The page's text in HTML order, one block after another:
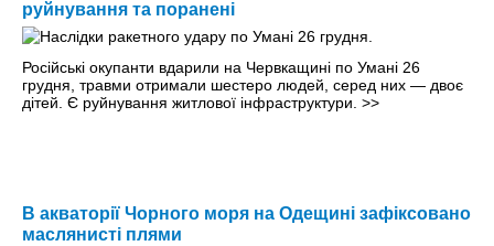
руйнування та поранені
Російські окупанти вдарили на Червкащині по Умані 26
грудня, травми отримали шестеро людей, серед них — двоє
дітей. Є руйнування житлової інфраструктури. >>
В акваторії Чорного моря на Одещині зафіксовано
маслянисті плями